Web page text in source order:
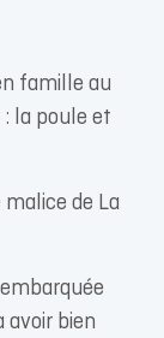
famille au
la poule et
de La
avoir bien